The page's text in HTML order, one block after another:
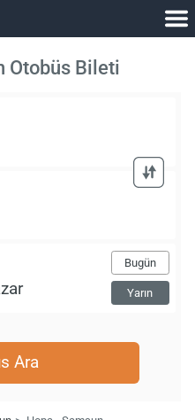
Otobüs Bileti
Bugün
Yarın
Ara